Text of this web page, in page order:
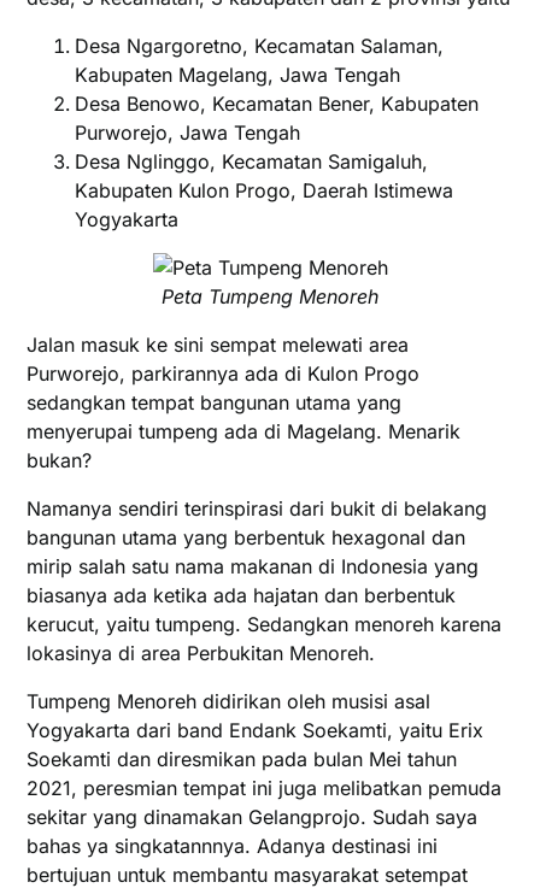
Desa Ngargoretno, Kecamatan Salaman,
Kabupaten Magelang, Jawa Tengah
Desa Benowo, Kecamatan Bener, Kabupaten
Purworejo, Jawa Tengah
Desa Nglinggo, Kecamatan Samigaluh,
Kabupaten Kulon Progo, Daerah Istimewa
Yogyakarta
Peta Tumpeng Menoreh
Jalan masuk ke sini sempat melewati area
Purworejo, parkirannya ada di Kulon Progo
sedangkan tempat bangunan utama yang
menyerupai tumpeng ada di Magelang. Menarik
bukan?
Namanya sendiri terinspirasi dari bukit di belakang
bangunan utama yang berbentuk hexagonal dan
mirip salah satu nama makanan di Indonesia yang
biasanya ada ketika ada hajatan dan berbentuk
kerucut, yaitu tumpeng. Sedangkan menoreh karena
lokasinya di area Perbukitan Menoreh.
Tumpeng Menoreh didirikan oleh musisi asal
Yogyakarta dari band Endank Soekamti, yaitu Erix
Soekamti dan diresmikan pada bulan Mei tahun
2021, peresmian tempat ini juga melibatkan pemuda
sekitar yang dinamakan Gelangprojo. Sudah saya
bahas ya singkatannnya. Adanya destinasi ini
bertujuan untuk membantu masyarakat setempat